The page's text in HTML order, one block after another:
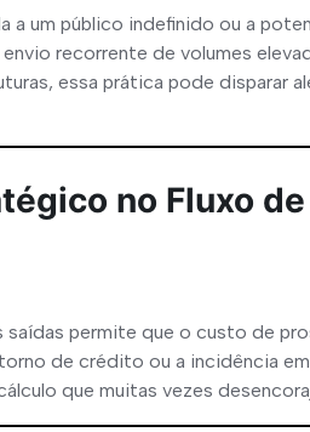
a um público indefinido ou a
recorrente de volumes
essa prática pode disparar
no Fluxo
saídas permite que o custo de
de crédito ou a incidência
que muitas vezes